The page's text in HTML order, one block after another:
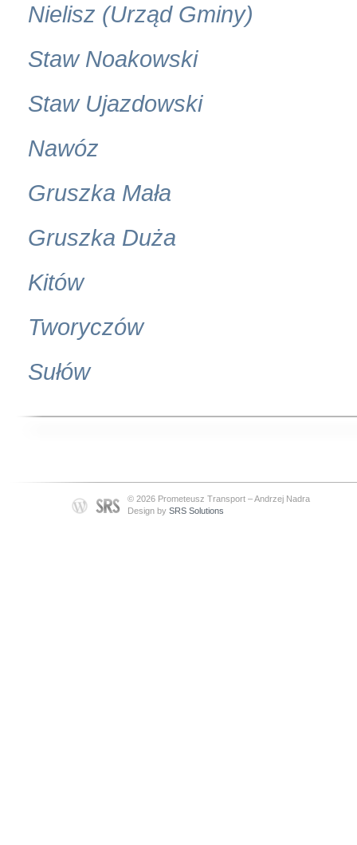
Nielisz (Urząd Gminy)
Staw Noakowski
Staw Ujazdowski
Nawóz
Gruszka Mała
Gruszka Duża
Kitów
Tworyczów
Sułów
© 2026 Prometeusz Transport – Andrzej Nadra
Design by SRS Solutions